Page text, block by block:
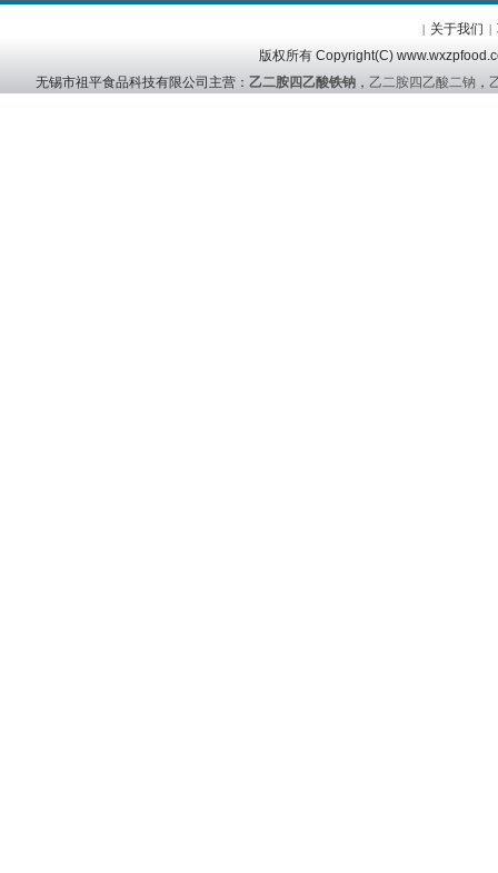
版权所有 Copyright(C)
无锡市祖平食品科技有限公司主营： 乙二胺四乙酸铁钠， 乙二胺四乙酸二钠，
| 关于我们 |